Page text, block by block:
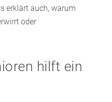
erklärt auch, warum
oder
hilft ein